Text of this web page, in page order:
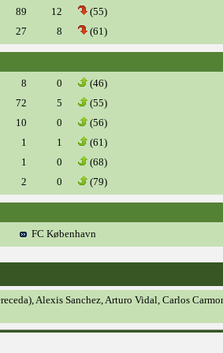
89 12
(55)
27 8 (61)
8 0
(46)
72 5
(55)
10 0
(56)
1 1
(61)
1 0
(68)
2 0 (79)
FC København
Alexis Sanchez, Arturo Vidal, Carlos